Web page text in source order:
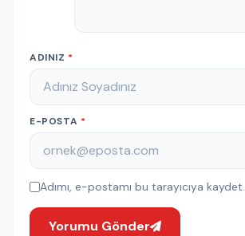
ADINIZ *
E-POSTA *
Adımı, e-postamı bu tarayıcıya kaydet.
Yorumu Gönder